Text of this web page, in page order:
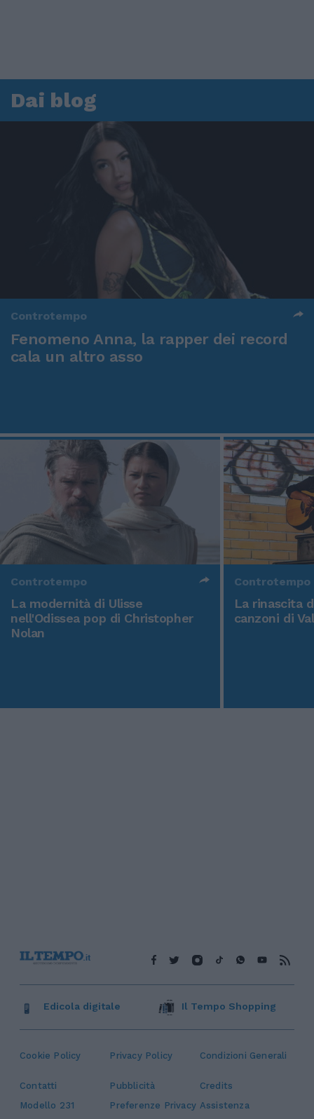
Dai blog
Controtempo
Fenomeno Anna, la rapper dei record
cala un altro asso
Controtempo
La modernità di Ulisse
nell'Odissea pop di Christopher
Nolan
Controtempo
La rinascita
canzoni di
Cookie Policy Privacy Policy Condizioni Generali
Contatti Pubblicità
Credits
Modello 231
Preferenze Privacy Assistenza
Edicola digitale Il Tempo Shopping